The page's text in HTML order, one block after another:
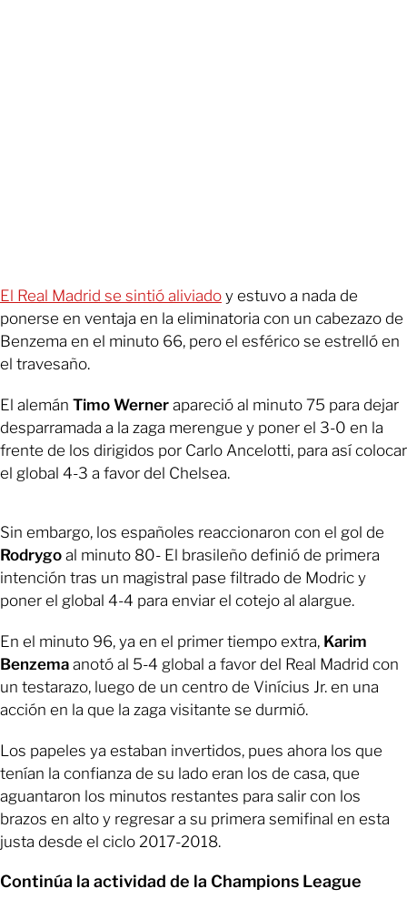
El Real Madrid se sintió aliviado y estuvo a nada de
ponerse en ventaja en la eliminatoria con un cabezazo de
Benzema en el minuto 66, pero el esférico se estrelló en
el travesaño.
El alemán Timo Werner apareció al minuto 75 para dejar
desparramada a la zaga merengue y poner el 3-0 en la
frente de los dirigidos por Carlo Ancelotti, para así colocar
el global 4-3 a favor del Chelsea.
Sin embargo, los españoles reaccionaron con el gol de
Rodrygo al minuto 80- El brasileño definió de primera
intención tras un magistral pase filtrado de Modric y
poner el global 4-4 para enviar el cotejo al alargue.
En el minuto 96, ya en el primer tiempo extra, Karim
Benzema anotó al 5-4 global a favor del Real Madrid con
un testarazo, luego de un centro de Vinícius Jr. en una
acción en la que la zaga visitante se durmió.
Los papeles ya estaban invertidos, pues ahora los que
tenían la confianza de su lado eran los de casa, que
aguantaron los minutos restantes para salir con los
brazos en alto y regresar a su primera semifinal en esta
justa desde el ciclo 2017-2018.
Continúa la actividad de la Champions League